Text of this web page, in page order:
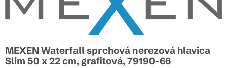
MEXEN Waterfall sprchová nerezová hlavica
Slim 50 x 22 cm, grafitová, 79190-66